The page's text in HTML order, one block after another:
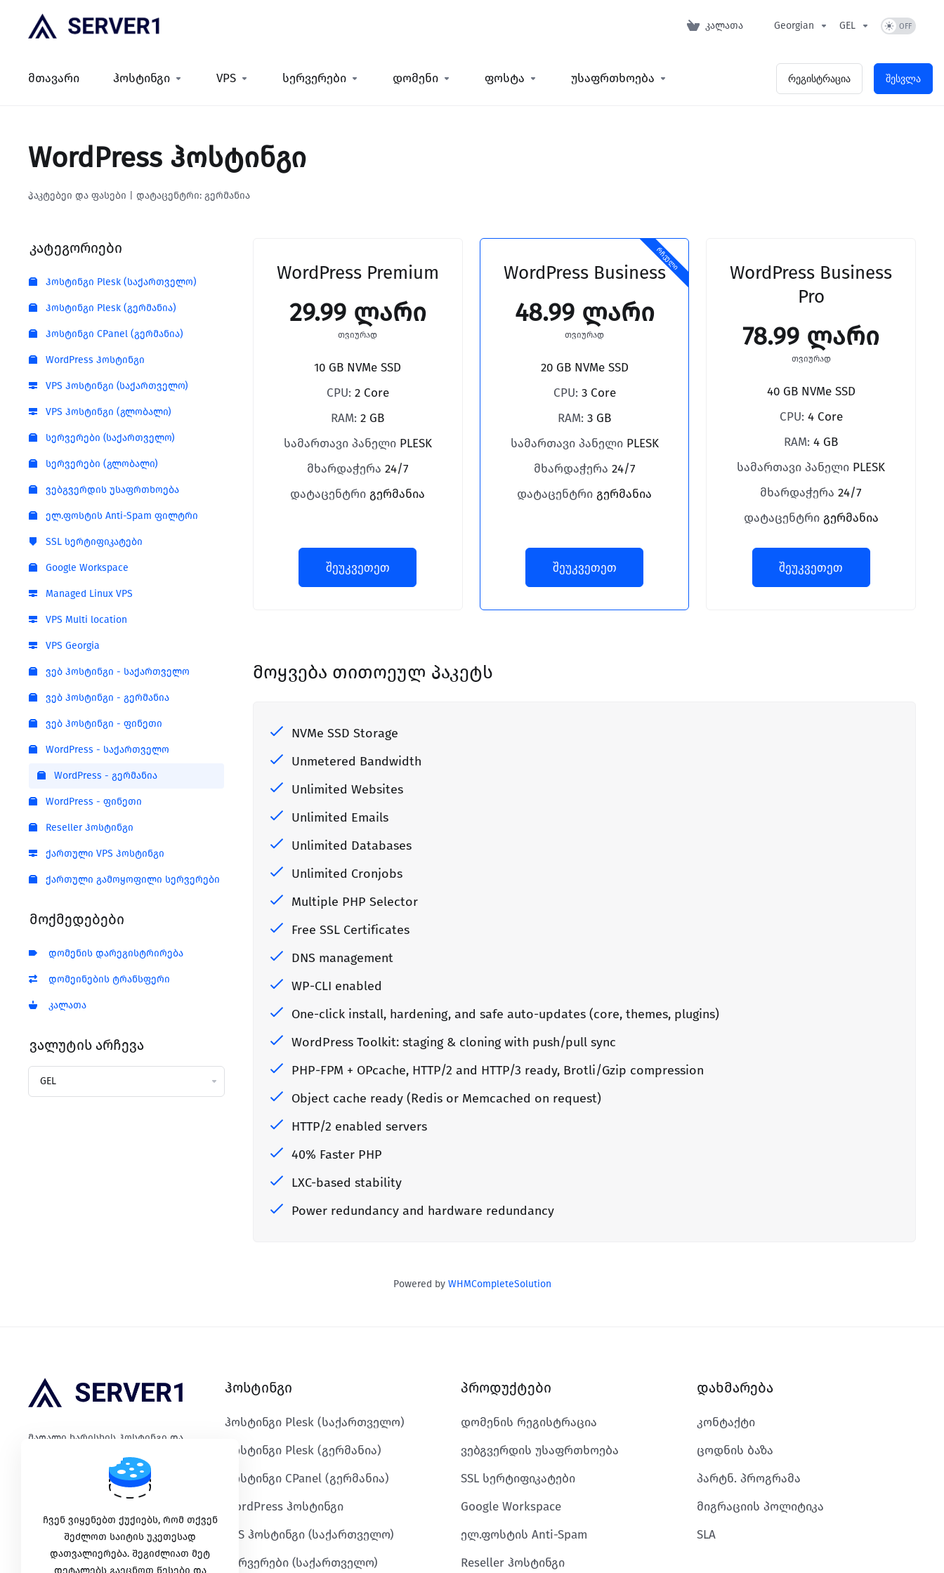
კალათა Georgian GEL
მთავარი ჰოსტინგი VPS სერვერები დომენი ფოსტა უსაფრთხოება რეგისტრაცია შესვლა
WordPress ჰოსტინგი
პაკტებეი და ფასები | დატაცენტრი: გერმანია
კატეგორიები
ჰოსტინგი Plesk (საქართველო)
ჰოსტინგი Plesk (გერმანია)
ჰოსტინგი CPanel (გერმანია)
WordPress ჰოსტინგი
VPS ჰოსტინგი (საქართველო)
VPS ჰოსტინგი (გლობალი)
სერვერები (საქართველო)
სერვერები (გლობალი)
ვებგვერდის უსაფრთხოება
ელ.ფოსტის Anti-Spam ფილტრი
SSL სერტიფიკატები
Google Workspace
Managed Linux VPS
VPS Multi location
VPS Georgia
ვებ ჰოსტინგი - საქართველო
ვებ ჰოსტინგი - გერმანია
ვებ ჰოსტინგი - ფინეთი
WordPress - საქართველო
WordPress - გერმანია
WordPress - ფინეთი
Reseller ჰოსტინგი
ქართული VPS ჰოსტინგი
ქართული გამოყოფილი სერვერები
მოქმედებები
დომენის დარეგისტრირება
დომეინების ტრანსფერი
კალათა
ვალუტის არჩევა
WordPress Premium
29.99 ლარი
თვიურად
10 GB NVMe SSD
CPU: 2 Core
RAM:2 GB
სამართავი პანელი PLESK
მხარდაჭერა 24/7
დატაცენტრი გერმანია
შეუკვეთეთ
რჩეული
WordPress Business
48.99 ლარი
თვიურად
20 GB NVMe SSD
CPU: 3 Core
RAM: 3 GB
სამართავი პანელი PLESK
მხარდაჭერა 24/7
დატაცენტრი გერმანია
შეუკვეთეთ
WordPress Business
Pro
78.99 ლარი
თვიურად
40 GB NVMe SSD
CPU: 4 Core
RAM:4 GB
სამართავი პანელი PLESK
მხარდაჭერა24/7
დატაცენტრი გერმანია
შეუკვეთეთ
მოყვება თითოეულ პაკეტს
NVMe SSD Storage
Unmetered Bandwidth
Unlimited Websites
Unlimited Emails
Unlimited Databases
Unlimited Cronjobs
Multiple PHP Selector
Free SSL Certificates
DNS management
WP-CLI enabled
One-click install, hardening, and safe auto-updates (core, themes, plugins)
WordPress Toolkit: staging & cloning with push/pull sync
PHP-FPM + OPcache, HTTP/2 and HTTP/3 ready, Brotli/Gzip compression
Object cache ready (Redis or Memcached on request)
HTTP/2 enabled servers
40% Faster PHP
LXC-based stability
Power redundancy and hardware redundancy
Powered by WHMCompleteSolution
მაღალი ხარისხის ჰოსტინგი და
საიმედო IT ინფრასტრუქტურა.
გადახდის მეთოდები
ჰოსტინგი
ჰოსტინგი Plesk (საქართველო)
ჰოსტინგი Plesk (გერმანია)
ჰოსტინგი CPanel (გერმანია)
WordPress ჰოსტინგი
VPS ჰოსტინგი (საქართველო)
სერვერები (საქართველო)
პროდუქტები
დომენის რეგისტრაცია
ვებგვერდის უსაფრთხოება
SSL სერტიფიკატები
Google Workspace
ელ.ფოსტის Anti-Spam
Reseller ჰოსტინგი
დახმარება
კონტაქტი
ცოდნის ბაზა
პარტნ. პროგრამა
მიგრაციის პოლიტიკა
SLA
ჩვენ ვიყენებთ ქუქიებს, რომ თქვენ
შეძლოთ საიტის უკეთესად
დათვალიერება. შეგიძლიათ მეტ
დეტალებს გაეცნოთ წესები და